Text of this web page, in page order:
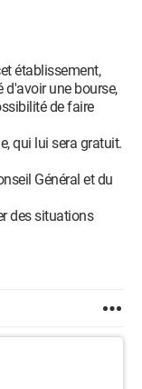
établissement,
une bourse,
de faire
qui lui sera gratuit.
Général et du
des situations